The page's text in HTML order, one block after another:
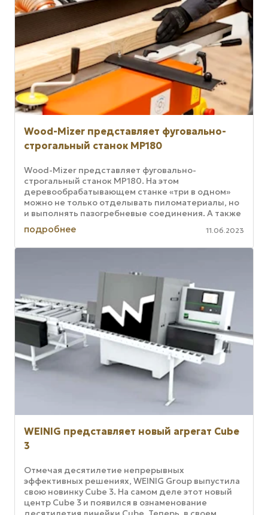
Wood-Mizer представляет фуговально-
строгальный станок MP180
Wood-Mizer представляет фуговально-
строгальный станок MP180. На этом
деревообрабатывающем станке «три в одном»
можно не только отделывать пиломатериалы, но
и выполнять пазогребневые соединения. А также
многое другое. Станок MP180 сочетает в себе ...
подробнее 11.06.2023
WEINIG представляет новый агрегат Cube
3
Отмечая десятилетие непрерывных
эффективных решениях, WEINIG Group выпустила
свою новинку Cube 3. На самом деле этот новый
центр Cube 3 и появился в ознаменование